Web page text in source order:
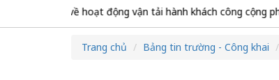
hoạt động vận tải hành khách công cộng phục vụ Tuần
Trang chủ Bảng tin trường - Công khai